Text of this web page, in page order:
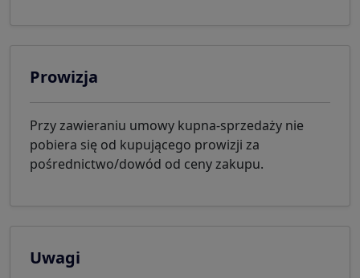
Prowizja
Przy zawieraniu umowy kupna-sprzedaży nie
pobiera się od kupującego prowizji za
pośrednictwo/dowód od ceny zakupu.
Uwagi